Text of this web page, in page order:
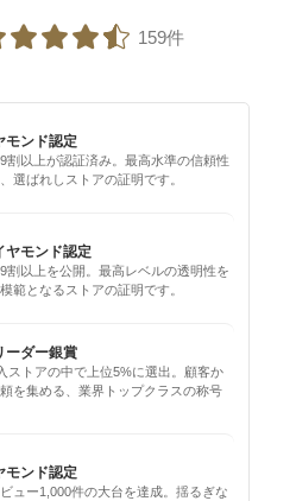
159件
モンド認定
割以上が認証済み。最高水準の信頼性
選ばれしストアの証明です。
ヤモンド認定
割以上を公開。最高レベルの透明性を
範となるストアの証明です。
ーダー銀賞
ストアの中で上位5%に選出。顧客か
を集める、業界トップクラスの称号
モンド認定
ュー1,000件の大台を達成。揺るぎな